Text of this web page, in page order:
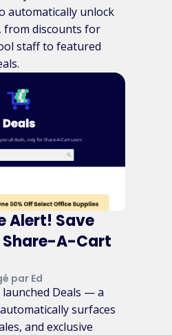
automatically unlock
from discounts for
staff to featured
Alert! Save
Share-A-Cart
par Ed
Deals — a
surfaces
and exclusive